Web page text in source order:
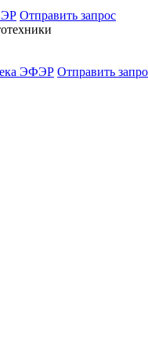
Отправить запрос
ЭФЭР Отправить